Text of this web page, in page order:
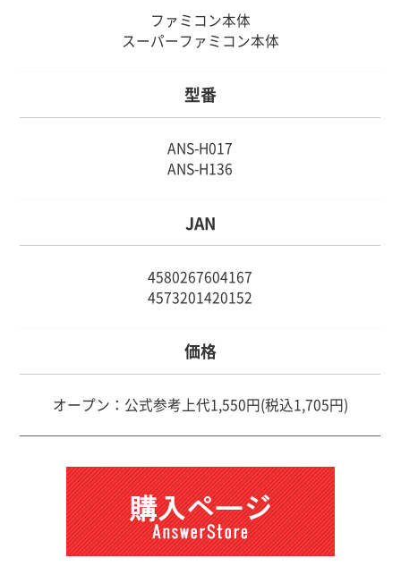
ファミコン本体
スーパーファミコン本体
型番
ANS-H017
ANS-H136
JAN
4580267604167
4573201420152
価格
オープン：公式参考上代1,550円(税込1,705円)